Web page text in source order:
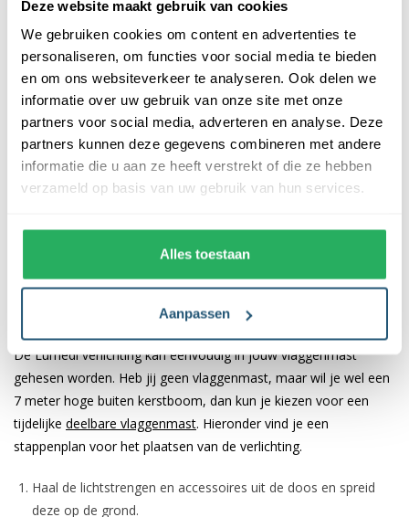
Deze website maakt gebruik van cookies
We gebruiken cookies om content en advertenties te
personaliseren, om functies voor social media te bieden
en om ons websiteverkeer te analyseren. Ook delen we
informatie over uw gebruik van onze site met onze
partners voor social media, adverteren en analyse. Deze
partners kunnen deze gegevens combineren met andere
informatie die u aan ze heeft verstrekt of die ze hebben
verzameld op basis van uw gebruik van hun services.
Alles toestaan
Aanpassen
een afstandsbediening. Zo bedien je vanuit de woonkamer
eenvoudig de sfeerstanden of pas je de lichtsterkte aan. De
Lumedi is voorzien van een groot aantal unieke functies.
Hieronder vind je een overzicht van alle functies:
Te bedienen met een afstandsbediening
Maar liefst 10+ sfeerstanden
Sterkte van het licht instellen (4 dimstanden)
Voorzien van een tijdschakelaar
Het plaatsen van de Lumedi Premium Duo
De Lumedi verlichting kan eenvoudig in jouw vlaggenmast
gehesen worden. Heb jij geen vlaggenmast, maar wil je wel een
7 meter hoge buiten kerstboom, dan kun je kiezen voor een
tijdelijke deelbare vlaggenmast. Hieronder vind je een
stappenplan voor het plaatsen van de verlichting.
Haal de lichtstrengen en accessoires uit de doos en spreid
deze op de grond.